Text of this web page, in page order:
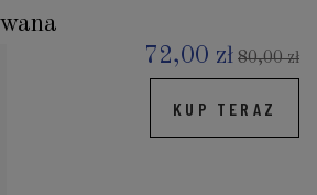
72,00 zł 80,00 zł
KUP TERAZ